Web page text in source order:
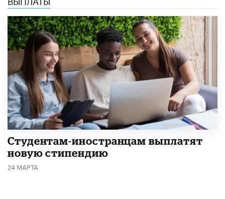
Студентам-иностранцам выплатят
новую стипендию
24 МАРТА